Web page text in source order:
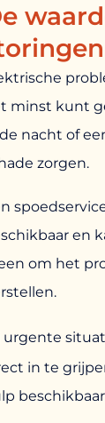
minst kunt
nacht of
zorgen.
en
om het
urgente
in te